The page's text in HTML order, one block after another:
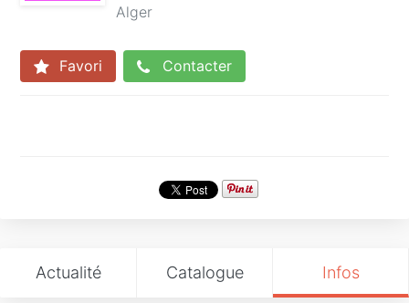
Alger
Favori Contacter
Actualité Catalogue Infos